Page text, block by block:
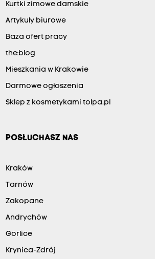
Kurtki zimowe damskie
Artykuły biurowe
Baza ofert pracy
the:blog
Mieszkania w Krakowie
Darmowe ogłoszenia
Sklep z kosmetykami tolpa.pl
POSŁUCHASZ NAS
Kraków
Tarnów
Zakopane
Andrychów
Gorlice
Krynica-Zdrój